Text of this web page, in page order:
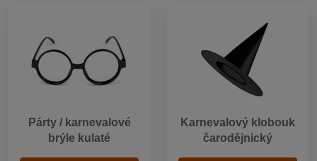
Párty / karnevalové
brýle kulaté
Karnevalový klobouk
čarodějnický